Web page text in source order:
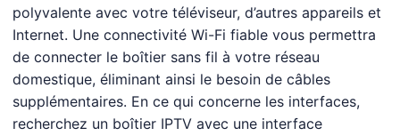
polyvalente avec votre téléviseur, d’autres appareils et
Internet. Une connectivité Wi-Fi fiable vous permettra
de connecter le boîtier sans fil à votre réseau
domestique, éliminant ainsi le besoin de câbles
supplémentaires. En ce qui concerne les interfaces,
recherchez un boîtier IPTV avec une interface